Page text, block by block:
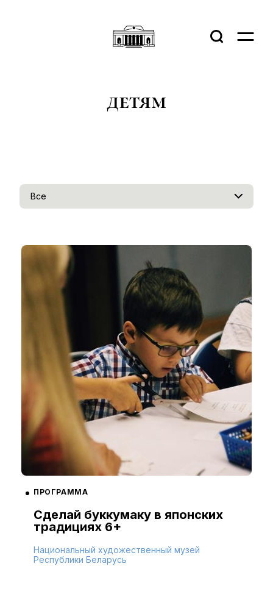
детям
Все
ПРОГРАММА
Сделай буккумаку в японских
традициях 6+
Национальный художественный музей
Республики Беларусь